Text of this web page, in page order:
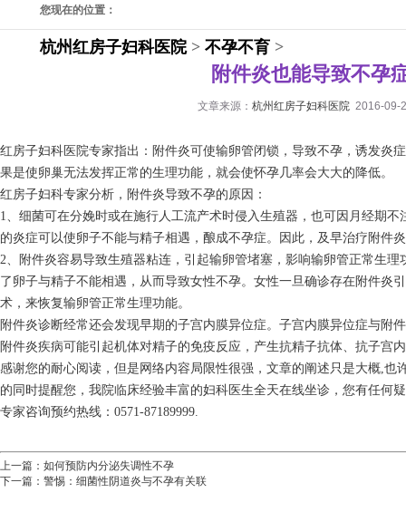
您现在的位置：
杭州红房子妇科医院> 不孕不育 >
附件炎也能导致不孕
文章来源： 杭州红房子妇科医院 2016-09-
红房子妇科医院专家指出：附件炎可使输卵管闭锁，导致不孕，诱发炎
果是使卵巢无法发挥正常的生理功能，就会使怀孕几率会大大的降低。
红房子妇科专家分析，附件炎导致不孕的原因：
1、细菌可在分娩时或在施行人工流产术时侵入生殖器，也可因月经期
的炎症可以使卵子不能与精子相遇，酿成不孕症。因此，及早治疗附件
2、附件炎容易导致生殖器粘连，引起输卵管堵塞，影响输卵管正常生
了卵子与精子不能相遇，从而导致女性不孕。女性一旦确诊存在附件炎
术，来恢复输卵管正常生理功能。
附件炎诊断经常还会发现早期的子宫内膜异位症。子宫内膜异位症与附
附件炎疾病可能引起机体对精子的免疫反应，产生抗精子抗体、抗子宫
感谢您的耐心阅读，但是网络内容局限性很强，文章的阐述只是大概,也
的同时提醒您，我院临床经验丰富的妇科医生全天在线坐诊，您有任何
专家咨询预约热线：0571-87189999.
上一篇： 如何预防内分泌失调性不孕
下一篇： 警惕：细菌性阴道炎与不孕有关联